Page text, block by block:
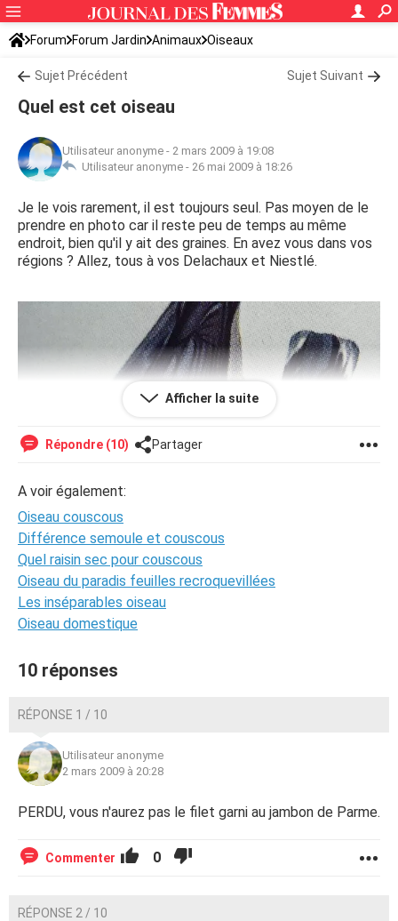
Forum Forum Jardin Animaux Oiseaux
Sujet Précédent Sujet Suivant
Quel est cet oiseau
Utilisateur anonyme - 2 mars 2009 à 19:08
Utilisateur anonyme - 26 mai 2009 à 18:26
Je le vois rarement, il est toujours seul. Pas moyen de le
prendre en photo car il reste peu de temps au même
endroit, bien qu'il y ait des graines. En avez vous dans vos
régions ? Allez, tous à vos Delachaux et Niestlé.
Afficher la suite
Répondre (10) Partager
A voir également:
Oiseau couscous
Différence semoule et couscous
Quel raisin sec pour couscous
Oiseau du paradis feuilles recroquevillées
Les inséparables oiseau
Oiseau domestique
10 réponses
RÉPONSE 1 / 10
Utilisateur anonyme
2 mars 2009 à 20:28
PERDU, vous n'aurez pas le filet garni au jambon de Parme.
Commenter 0
RÉPONSE 2 / 10